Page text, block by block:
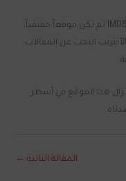
ومن الجدير بالذكر أن النسخة الأولى من موقع IMDB لم تكن موقعاً حقيقياً.
البحث عن المقالات
هذا الموقع في أسطر
المقالة التالية ←